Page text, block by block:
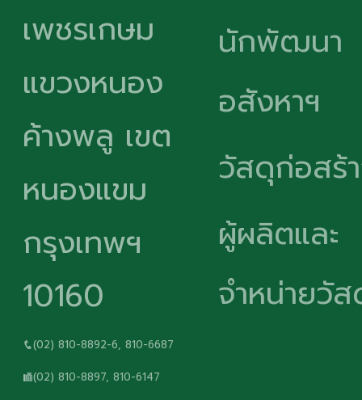
เพชรเกษม
แขวงหนอง
ค้างพลู เขต
หนองแขม
กรุงเทพฯ
10160
(02) 810-8892-6, 810-6687
(02) 810-8897, 810-6147
นักพัฒนา
อสังหาฯ
วัสดุก่อสร้
ผู้ผลิตและ
จำหน่ายวั